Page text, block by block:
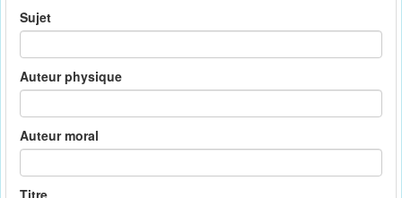
Sujet
Auteur physique
Auteur moral
Titre